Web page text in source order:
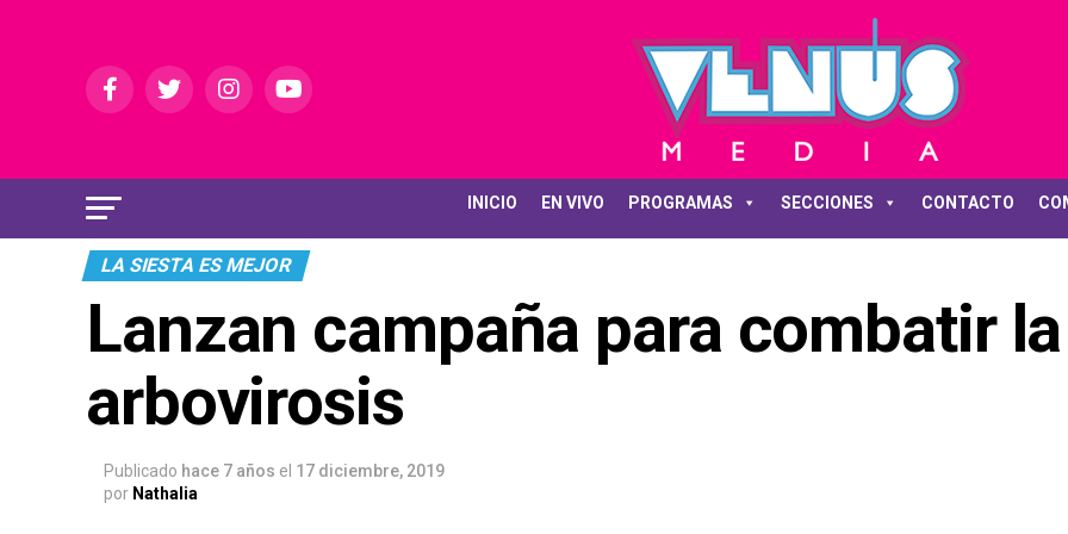
INICIO EN VIVO PROGRAMAS SECCIONES CONTACTO
LA SIESTA ES MEJOR
Lanzan campaña para combatir la
arbovirosis
Publicado hace 7 años el 17 diciembre, 2019
por Nathalia